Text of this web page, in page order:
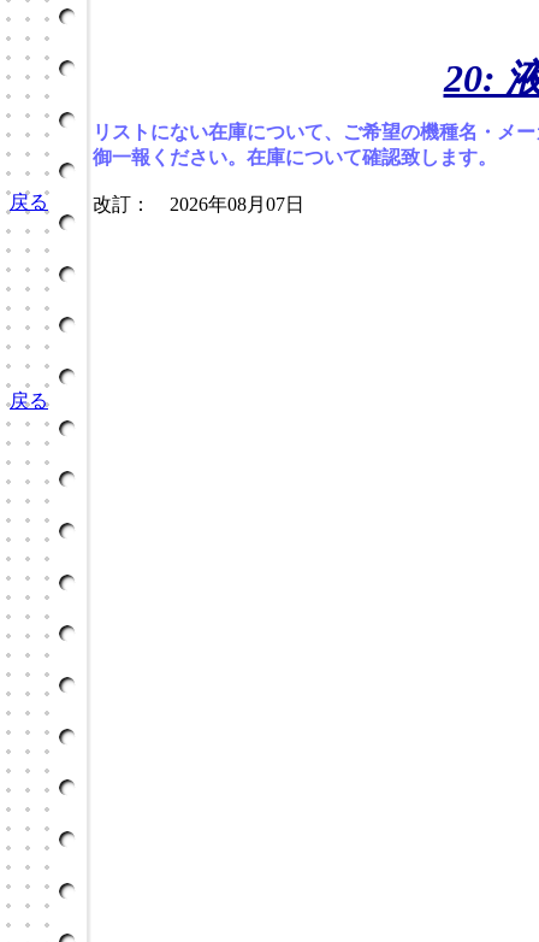
リストにない在庫について、ご希望の機種名・メ
御一報ください。在庫について確認致します。
改訂： 2026年08月07日
20:
戻る
戻る